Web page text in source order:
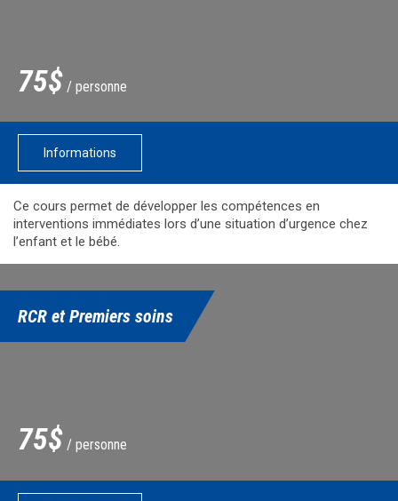
75$ / personne
Informations
Ce cours permet de développer les compétences en
interventions immédiates lors d’une situation d’urgence chez
l’enfant et le bébé.
RCR et Premiers soins
75$ / personne